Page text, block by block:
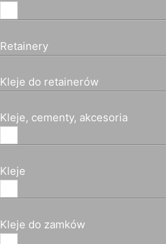
Retainery
Kleje do retainerów
Kleje, cementy, akcesoria
Kleje
Kleje do zamków